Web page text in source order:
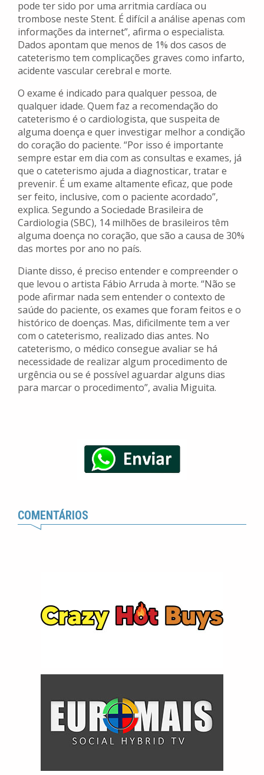
pode ter sido por uma arritmia cardíaca ou
trombose neste Stent. É difícil a análise apenas com
informações da internet”, afirma o especialista.
Dados apontam que menos de 1% dos casos de
cateterismo tem complicações graves como infarto,
acidente vascular cerebral e morte.
O exame é indicado para qualquer pessoa, de
qualquer idade. Quem faz a recomendação do
cateterismo é o cardiologista, que suspeita de
alguma doença e quer investigar melhor a condição
do coração do paciente. “Por isso é importante
sempre estar em dia com as consultas e exames, já
que o cateterismo ajuda a diagnosticar, tratar e
prevenir. É um exame altamente eficaz, que pode
ser feito, inclusive, com o paciente acordado”,
explica. Segundo a Sociedade Brasileira de
Cardiologia (SBC), 14 milhões de brasileiros têm
alguma doença no coração, que são a causa de 30%
das mortes por ano no país.
Diante disso, é preciso entender e compreender o
que levou o artista Fábio Arruda à morte. “Não se
pode afirmar nada sem entender o contexto de
saúde do paciente, os exames que foram feitos e o
histórico de doenças. Mas, dificilmente tem a ver
com o cateterismo, realizado dias antes. No
cateterismo, o médico consegue avaliar se há
necessidade de realizar algum procedimento de
urgência ou se é possível aguardar alguns dias
para marcar o procedimento”, avalia Miguita.
COMENTÁRIOS